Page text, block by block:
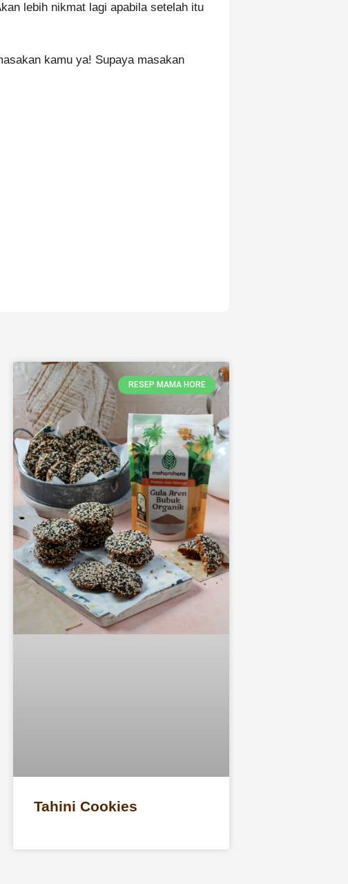
lebih nikmat lagi apabila setelah itu
kamu ya! Supaya masakan
RESEP MAMA HORE
Tahini Cookies